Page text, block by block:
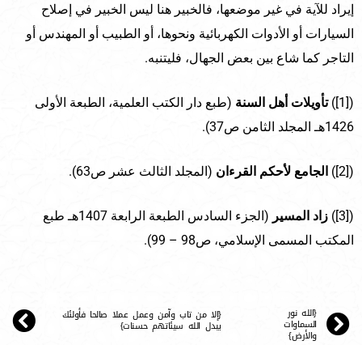
إيراد للآية في غير موضعها، فالخبير هنا ليس الخبير في إصلاح
السيارات أو الأدوات الكهربائية ونحوها، أو الطبيب أو المهندس أو
التاجر كما شاع بين بعض الجهال، فليتنبه.
([1]) تأويلات أهل السنة (طبع دار الكتب العلمية، الطبعة الأولى
1426هـ المجلد الثامن ص37).
([2]) الجامع لأحكم القرءان (المجلد الثالث عشر ص63).
([3]) زاد المسير
(الجزء السادس الطبعة الرابعة 1407هـ طبع
المكتب المسمى الإسلامي، ص98 – 99).
{الله نور
السماوات
والأرض}
{إلا من تاب وآمن وعمل عملا صالحا فأولئك
يبدل الله سيئاتهم حسنات}